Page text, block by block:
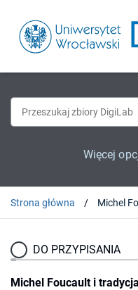
Więcej
Strona główna
DO PRZYPISANIA
Michel Foucault i